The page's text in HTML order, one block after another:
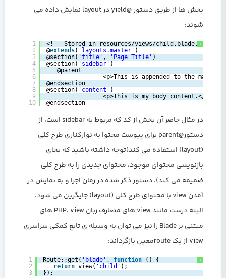
بخش ها از طریق دستور @yield در layout نمایش داده می
شوند:
?
1
2
3
4
5
6
7
8
9
10
<!-- Stored in resources/views/child.blade.php -->
@extends( 'layouts.master' )
@section( 'title' , 'Page Title' )
@section( 'sidebar' )
@parent
<p>This is appended to the master
@endsection
@section( 'content' )
<p>This is my body content.</p>
@endsection
در مثال حاضر آن بخش از کد که مربوط به sidebar است، از
دستور@parent برای پیوست محتوا به نوارکناری طرح کلی
(layout) استفاده می کند(توجه داشته باشید که بجای
بازنویسی محتوای موجود، محتوای جدیدی را به طرح کلی
ضمیمه می کند). دستور ذکر شده در زمان اجرا و به نمایش در
آمدن view با محتوای طرح کلی (layout) جایگزین می شود.
البته درست مانند view های متعارف زبان PHP، view های
مبتنی بر Blade را نیز می توان به وسیله ی تابع کمکی سراسری
view از یک routeمعین بازگرداند:
?
1
2
3
Route::get( 'blade' , function
() {
return view( 'child' );
});